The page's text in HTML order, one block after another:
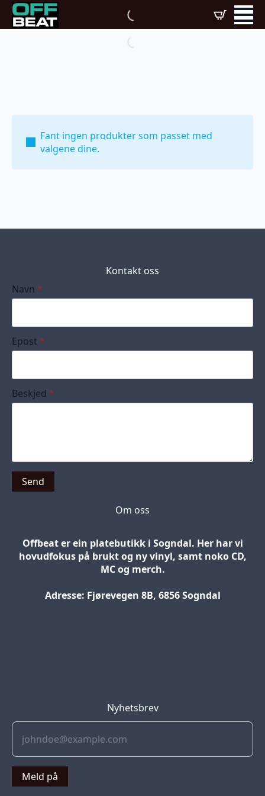
Fant ingen produkter som passet med
valgene dine.
Kontakt oss
Navn *
Epost *
Beskjed *
Send
Om oss
Offbeat er ein platebutikk i Sogndal. Her har vi
hovudfokus på brukt og ny vinyl, samt noko CD,
MC og merch.
Adresse: Fjørevegen 8B, 6856 Sogndal
Nyhetsbrev
Meld på